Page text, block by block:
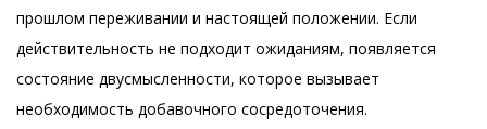
прошлом переживании и настоящей положении. Если
действительность не подходит ожиданиям, появляется
состояние двусмысленности, которое вызывает
необходимость добавочного сосредоточения.